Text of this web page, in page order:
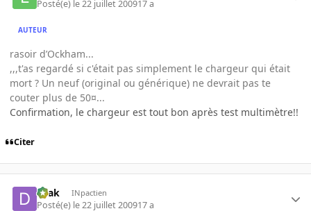
Posté(e) le 22 juillet 200917 a
AUTEUR
rasoir d’Ockham...
,,,t'as regardé si c'était pas simplement le chargeur qui était
mort ? Un neuf (original ou générique) ne devrait pas te
couter plus de 50¤...
Confirmation, le chargeur est tout bon après test multimètre!!
Citer
Drak INpactien
Posté(e) le 22 juillet 200917 a